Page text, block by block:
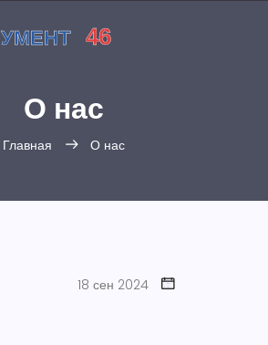
О нас
Главная О нас
18 сен 2024